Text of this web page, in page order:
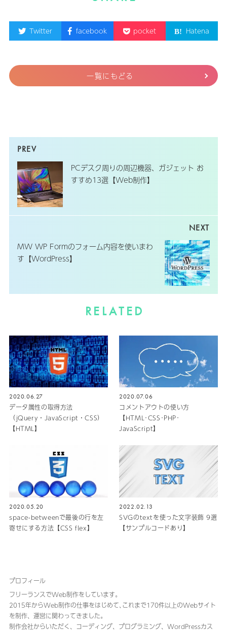
Twitter facebook pocket Hatena
一覧にもどる
PCデスク周りの周辺機器、ガジェット お
すすめ13選【Web制作】
MW WP Formのフォーム内容を使いまわ
す【WordPress】
RELATED
2020.06.27
データ属性の取得方法
（jQuery・JavaScript・CSS）
【HTML】
2020.07.06
コメントアウトの使い方
【HTML･CSS･PHP･
JavaScript】
2020.05.20
space-betweenで最後の行を左
寄せにする方法【CSS flex】
2022.02.13
SVGのtextを使った文字装飾 9選
【サンプルコードあり】
プロフィール
フリーランスでWeb制作をしています。
2015年からWeb制作の仕事をはじめて､これまで170件以上のWebサイト
を制作、運営に関わってきました｡
制作会社からいただく、コーディング、プログラミング、WordPressカス